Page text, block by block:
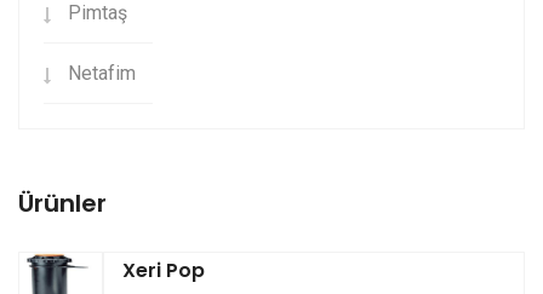
Pimtaş
Netafim
Ürünler
Xeri Pop